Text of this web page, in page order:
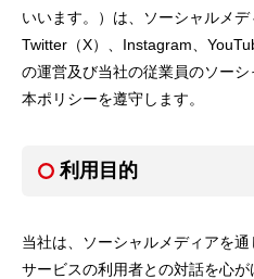
いいます。）は、ソーシャルメデ
Twitter（X）、Instagram、
の運営及び当社の従業員のソーシ
本ポリシーを遵守します。
利用目的
当社は、ソーシャルメディアを
サービスの利用者との対話を心